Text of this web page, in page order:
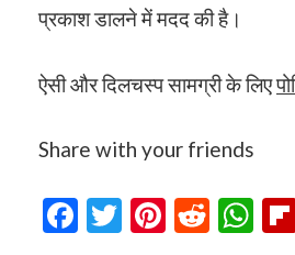
प्रकाश डालने में मदद की है।
ऐसी और दिलचस्प सामग्री के लिए
Share with your friends
Facebook
Twitter